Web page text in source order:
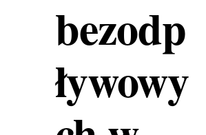
bezodp
ływowy